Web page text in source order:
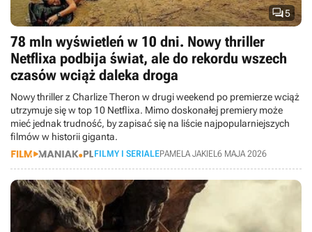
5
78 mln wyświetleń w 10 dni. Nowy thriller
Netflixa podbija świat, ale do rekordu wszech
czasów wciąż daleka droga
Nowy thriller z Charlize Theron w drugi weekend po premierze wciąż
utrzymuje się w top 10 Netflixa. Mimo doskonałej premiery może
mieć jednak trudność, by zapisać się na liście najpopularniejszych
filmów w historii giganta.
FILMY I SERIALEPAMELA JAKIEL6 MAJA 2026